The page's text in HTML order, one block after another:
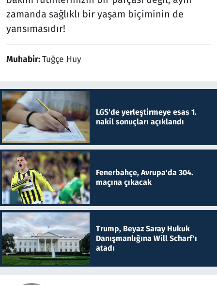
zamanda sağlıklı bir yaşam biçiminin de
yansımasıdır!
Muhabir:Tuğçe Huy
LGS'de yerleştirmeye esas 1.
nakil sonuçları açıklandı
Fenerbahçe, Avrupa'da 304.
maçına çıkacak
Trump, Beyaz Saray Hukuk
Danışmanlığına Will Scharf'ı
atadı